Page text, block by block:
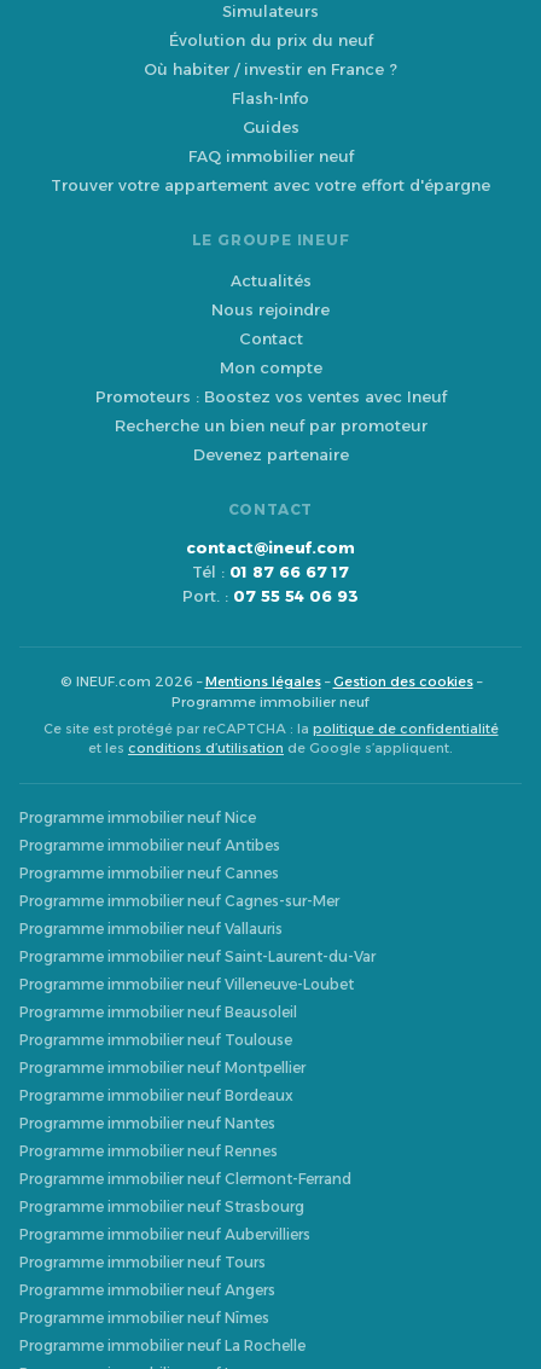
Simulateurs
Évolution du prix du neuf
Où habiter / investir en France ?
Flash-Info
Guides
FAQ immobilier neuf
Trouver votre appartement avec votre effort d'épargne
LE GROUPE INEUF
Actualités
Nous rejoindre
Contact
Mon compte
Promoteurs : Boostez vos ventes avec Ineuf
Recherche un bien neuf par promoteur
Devenez partenaire
CONTACT
contact@ineuf.com
Tél : 01 87 66 67 17
Port. : 07 55 54 06 93
© INEUF.com 2026 –Mentions légales–Gestion des cookies–
Programme immobilier neuf
Ce site est protégé par reCAPTCHA : la politique de confidentialité
et les conditions d’utilisation de Google s’appliquent.
Programme immobilier neuf Nice
Programme immobilier neuf Antibes
Programme immobilier neuf Cannes
Programme immobilier neuf Cagnes-sur-Mer
Programme immobilier neuf Vallauris
Programme immobilier neuf Saint-Laurent-du-Var
Programme immobilier neuf Villeneuve-Loubet
Programme immobilier neuf Beausoleil
Programme immobilier neuf Toulouse
Programme immobilier neuf Montpellier
Programme immobilier neuf Bordeaux
Programme immobilier neuf Nantes
Programme immobilier neuf Rennes
Programme immobilier neuf Clermont-Ferrand
Programme immobilier neuf Strasbourg
Programme immobilier neuf Aubervilliers
Programme immobilier neuf Tours
Programme immobilier neuf Angers
Programme immobilier neuf Nîmes
Programme immobilier neuf La Rochelle